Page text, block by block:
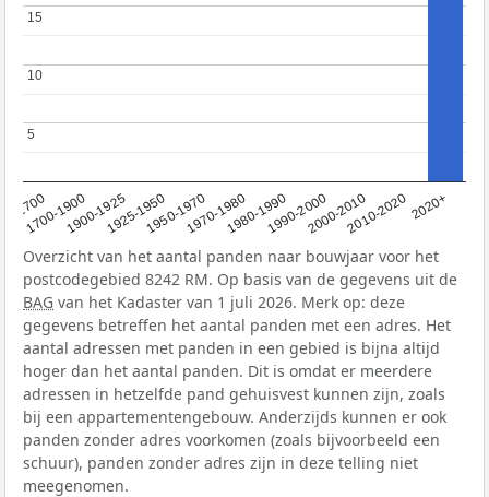
<1700
1700-19001900-19251925-19501950-19701970-19801980-19901990-20002000-20102010-20202020+
5
5
10
10
15
15
Overzicht van het aantal panden naar bouwjaar voor het
postcodegebied 8242 RM. Op basis van de gegevens uit de
BAG van het Kadaster van 1 juli 2026. Merk op: deze
gegevens betreffen het aantal panden met een adres. Het
aantal adressen met panden in een gebied is bijna altijd
hoger dan het aantal panden. Dit is omdat er meerdere
adressen in hetzelfde pand gehuisvest kunnen zijn, zoals
bij een appartementengebouw. Anderzijds kunnen er ook
panden zonder adres voorkomen (zoals bijvoorbeeld een
schuur), panden zonder adres zijn in deze telling niet
meegenomen.